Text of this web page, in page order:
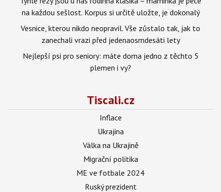
na každou sešlost. Korpus si určitě uložte, je dokonalý
Vesnice, kterou nikdo neopravil. Vše zůstalo tak, jak to
zanechali vrazi před jedenaosmdesáti lety
Nejlepší psi pro seniory: máte doma jedno z těchto 5
plemen i vy?
Tiscali.cz
Inflace
Ukrajina
Válka na Ukrajině
Migrační politika
ME ve fotbale 2024
Ruský prezident